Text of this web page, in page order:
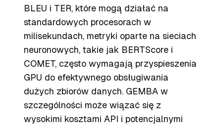
BLEU i TER, które mogą działać na
standardowych procesorach w
milisekundach, metryki oparte na sieciach
neuronowych, takie jak BERTScore i
COMET, często wymagają przyspieszenia
GPU do efektywnego obsługiwania
dużych zbiorów danych. GEMBA w
szczególności może wiązać się z
wysokimi kosztami API i potencjalnymi